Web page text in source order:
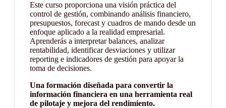
Este curso proporciona una visión práctica del
control de gestión, combinando análisis financiero,
presupuestos, forecast y cuadros de mando desde un
enfoque aplicado a la realidad empresarial.
Aprenderás a interpretar balances, analizar
rentabilidad, identificar desviaciones y utilizar
reporting e indicadores de gestión para apoyar la
toma de decisiones.
Una formación diseñada para convertir la
información financiera en una herramienta real
de pilotaje y mejora del rendimiento.